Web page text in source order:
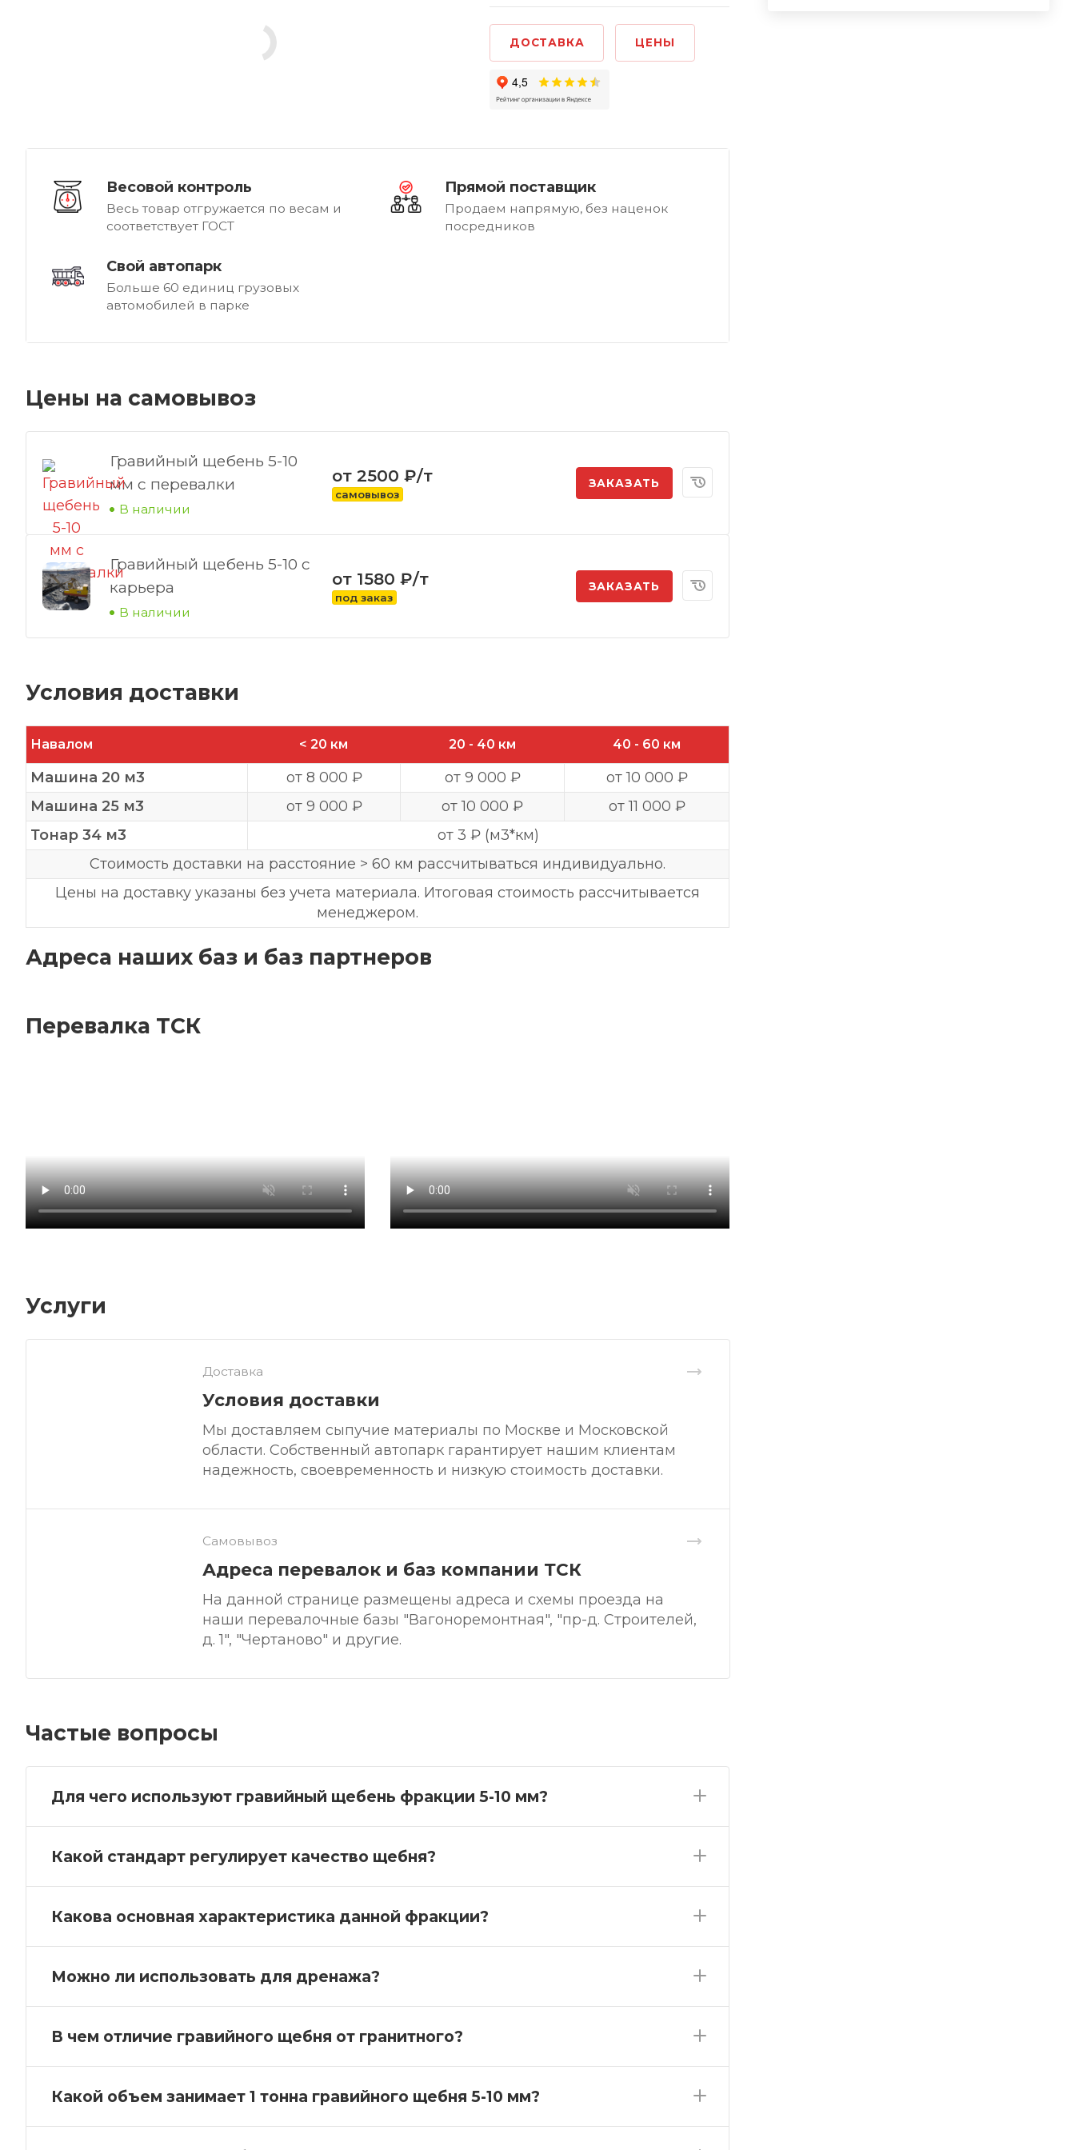
ДОСТАВКА ЦЕНЫ
Весовой контроль
Весь товар отгружается по весам и
соответствует ГОСТ
Прямой поставщик
Продаем напрямую, без наценок
посредников
Свой автопарк
Больше 60 единиц грузовых
автомобилей в парке
Цены на самовывоз
Гравийный щебень 5-10
мм с перевалки
В наличии
от 2500 ₽/т
самовывоз
ЗАКАЗАТЬ
Гравийный щебень 5-10 с
карьера
В наличии
от 1580 ₽/т
под заказ
ЗАКАЗАТЬ
Условия доставки
Навалом < 20 км 20 - 40 км 40 - 60 км
Машина 20 м3 от 8 000 ₽ от 9 000 ₽
от 10 000 ₽
Машина 25 м3
от 9 000 ₽ от 10 000 ₽
от 11 000 ₽
Тонар 34 м3
от 3 ₽ (м3*км)
Стоимость доставки на расстояние > 60 км рассчитываться индивидуально.
Цены на доставку указаны без учета материала. Итоговая стоимость рассчитывается
менеджером.
Адреса наших баз и баз партнеров
Перевалка ТСК
Услуги
Доставка
Условия доставки
Мы доставляем сыпучие материалы по Москве и Московской
области. Собственный автопарк гарантирует нашим клиентам
надежность, своевременность и низкую стоимость доставки.
Самовывоз
Адреса перевалок и баз компании ТСК
На данной странице размещены адреса и схемы проезда на
наши перевалочные базы "Вагоноремонтная", "пр-д. Строителей,
д. 1", "Чертаново" и другие.
Частые вопросы
Для чего используют гравийный щебень фракции 5-10 мм?
Какой стандарт регулирует качество щебня?
Какова основная характеристика данной фракции?
Можно ли использовать для дренажа?
В чем отличие гравийного щебня от гранитного?
Какой объем занимает 1 тонна гравийного щебня 5-10 мм?